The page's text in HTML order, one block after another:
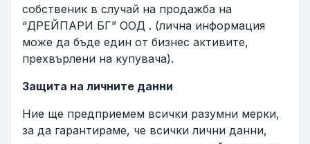
собственик в случай на продажба на
“ДРЕЙПАРИ БГ” ООД . (лична информация
може да бъде един от бизнес активитe,
прехвърлени на купувача).
Защита на личните данни
Ние ще предприемем всички разумни мерки,
за да гарантираме, че всички лични данни,